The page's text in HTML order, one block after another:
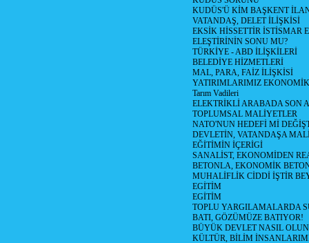
KUDÜS'Ü KİM BAŞKENT
VATANDAŞ, DELET İLİŞKİSİ
EKSİK HİSSETTİR İSTİSMAR
ELEŞTİRİNİN SONU MU?
TÜRKİYE - ABD İLİŞKİLERİ
BELEDİYE HİZMETLERİ
MAL, PARA, FAİZ İLİŞKİSİ
YATIRIMLARIMIZ
Tarım Vadileri
ELEKTRİKLİ ARABADA SON
TOPLUMSAL MALİYETLER
NATO'NUN HEDEFİ Mİ
DEVLETİN, VATANDAŞA
EĞİTİMİN İÇERİGİ
SANALİST, EKONOMİDEN
BETONLA, EKONOMİK
MUHALİFLİK CİDDİ İŞTİR
EGİTİM
EGİTİM
TOPLU YARGILAMALARDA
BATI, GÖZÜMÜZE BATIYOR!
BÜYÜK DEVLET NASIL
KÜLTÜR, BİLİM